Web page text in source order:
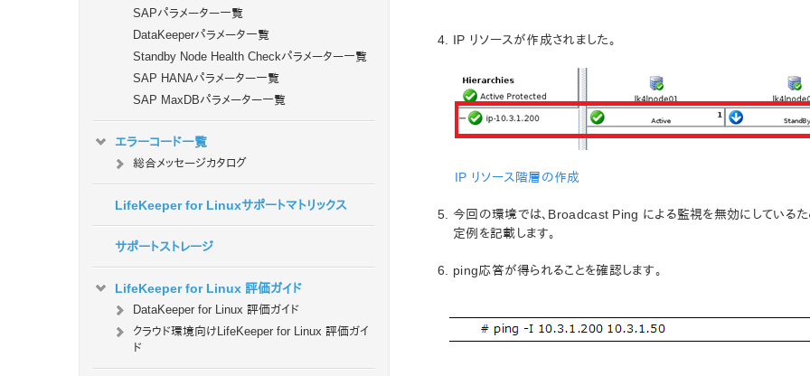
SAPパラメーター一覧
DataKeeperパラメータ一覧
Standby Node Health Checkパラメーター一覧
SAP HANAパラメーター一覧
SAP MaxDBパラメーター一覧
エラーコード一覧
総合メッセージカタログ
LifeKeeper for Linuxサポートマトリックス
サポートストレージ
LifeKeeper for Linux 評価ガイド
DataKeeper for Linux 評価ガイド
クラウド環境向けLifeKeeper for Linux 評価ガイ
ド
IP リソースが作成されました。
IP リソース階層の作成
今回の環境では、Broadcast Ping による監視を無効にしている
定例を記載します。
ping応答が得られることを確認します。